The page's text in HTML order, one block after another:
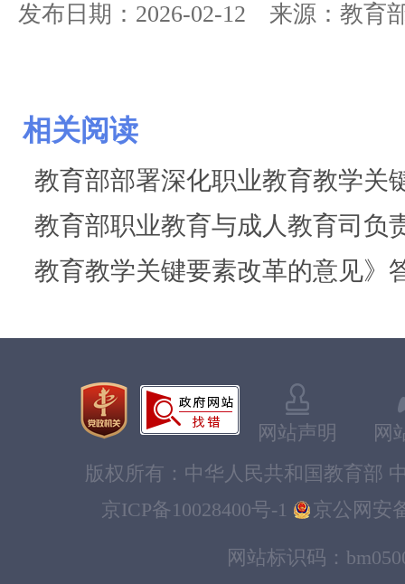
发布日期：2026-02-12 来源：教
相关阅读
教育部部署深化职业教育教学关
教育部职业教育与成人教育司负
教育教学关键要素改革的意见》
网站声明
网
版权所有：中华人民共和国教育部
京ICP备10028400号-1
京公网安
网站标识码：